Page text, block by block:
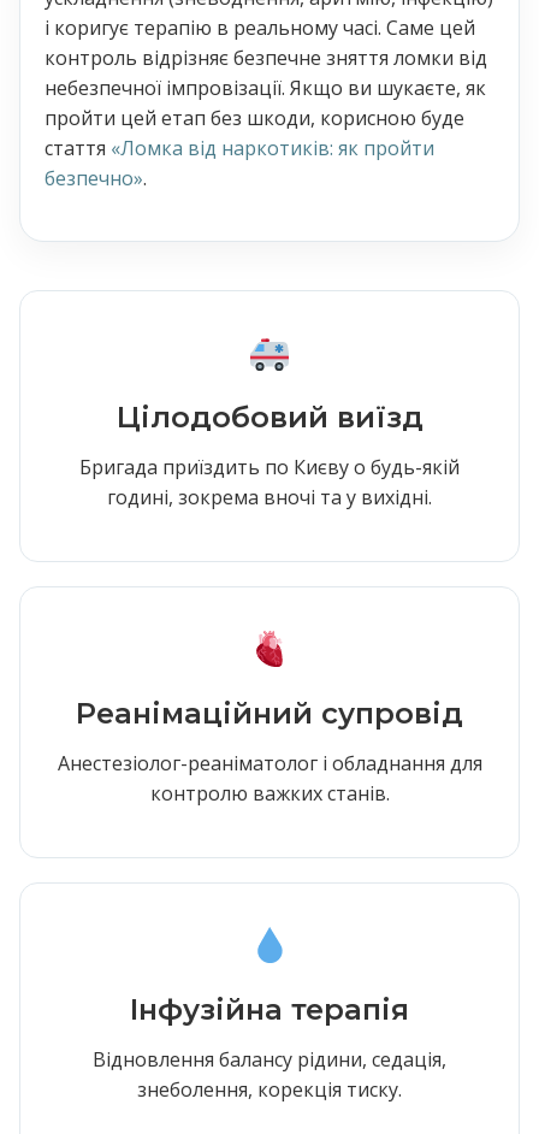
і коригує терапію в реальному часі. Саме цей
контроль відрізняє безпечне зняття ломки від
небезпечної імпровізації. Якщо ви шукаєте, як
пройти цей етап без шкоди, корисною буде
стаття «Ломка від наркотиків: як пройти
безпечно».
Цілодобовий виїзд
Бригада приїздить по Києву о будь-якій
годині, зокрема вночі та у вихідні.
Реанімаційний супровід
Анестезіолог-реаніматолог і обладнання для
контролю важких станів.
Інфузійна терапія
Відновлення балансу рідини, седація,
знеболення, корекція тиску.